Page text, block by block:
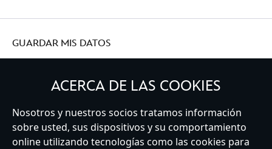
GUARDAR MIS DATOS
Spain
ACERCA DE LAS COOKIES
Nosotros y nuestros socios tratamos información
sobre usted, sus dispositivos y su comportamiento
online utilizando tecnologías como las cookies para